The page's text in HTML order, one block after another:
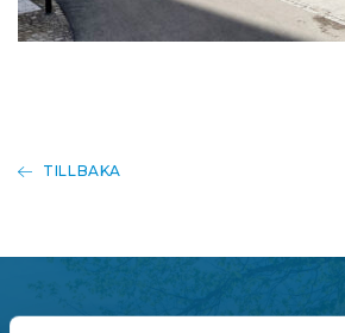
TILLBAKA